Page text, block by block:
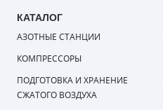
КАТАЛОГ
АЗОТНЫЕ СТАНЦИИ
КОМПРЕССОРЫ
ПОДГОТОВКА И ХРАНЕНИЕ
СЖАТОГО ВОЗДУХА